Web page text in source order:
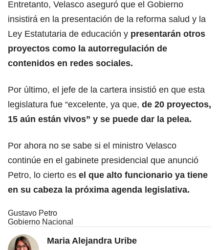
Entretanto, Velasco aseguró que el Gobierno
insistirá en la presentación de la reforma salud y la
Ley Estatutaria de educación y presentarán otros
proyectos como la autorregulación de
contenidos en redes sociales.
Por último, el jefe de la cartera insistió en que esta
legislatura fue “excelente, ya que, de 20 proyectos,
15 aún están vivos” y se puede dar la pelea.
Por ahora no se sabe si el ministro Velasco
continúe en el gabinete presidencial que anunció
Petro, lo cierto es el que alto funcionario ya tiene
en su cabeza la próxima agenda legislativa.
Gustavo Petro
Gobierno Nacional
Maria Alejandra Uribe